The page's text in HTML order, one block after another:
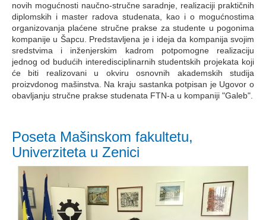
novih mogućnosti naučno-stručne saradnje, realizaciji praktičnih
diplomskih i master radova studenata, kao i o mogućnostima
organizovanja plaćene stručne prakse za studente u pogonima
kompanije u Šapcu. Predstavljena je i ideja da kompanija svojim
sredstvima i inženjerskim kadrom potpomogne realizaciju
jednog od budućih interedisciplinarnih studentskih projekata koji
će biti realizovani u okviru osnovnih akademskih studija
proizvdonog mašinstva. Na kraju sastanka potpisan je Ugovor o
obavljanju stručne prakse studenata FTN-a u kompaniji "Galeb".
Poseta Mašinskom fakultetu,
Univerziteta u Zenici